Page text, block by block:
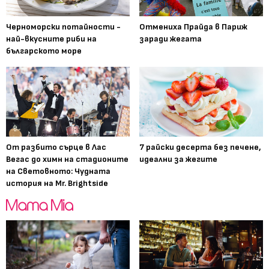
Черноморски потайности -
най-вкусните риби на
българското море
Отмениха Прайда в Париж
заради жегата
От разбито сърце в Лас
Вегас до химн на стадионите
на Световното: Чудната
история на Mr. Brightside
7 райски десерта без печене,
идеални за жегите